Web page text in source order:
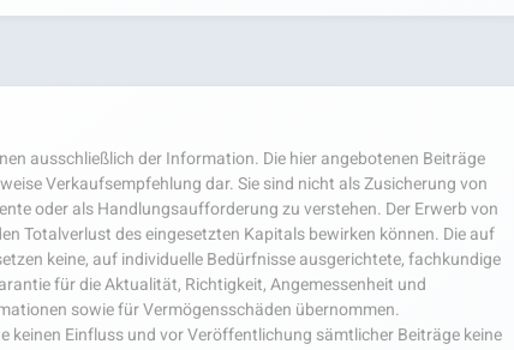
ausschließlich der Information. Die hier angebotenen Beiträge
Verkaufsempfehlung dar. Sie sind nicht als Zusicherung von
oder als Handlungsaufforderung zu verstehen. Der Erwerb von
Totalverlust des eingesetzten Kapitals bewirken können. Die auf
keine, auf individuelle Bedürfnisse ausgerichtete, fachkundige
für die Aktualität, Richtigkeit, Angemessenheit und
sowie für Vermögensschäden übernommen.
Einfluss und vor Veröffentlichung sämtlicher Beiträge keine